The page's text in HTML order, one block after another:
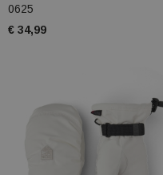
0625
€ 34,99